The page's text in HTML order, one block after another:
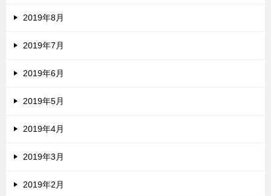
2019年8月
2019年7月
2019年6月
2019年5月
2019年4月
2019年3月
2019年2月